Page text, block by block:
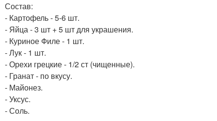
Состав:
- Картофель - 5-6 шт.
- Яйца - 3 шт + 5 шт для украшения.
- Куриное Филе - 1 шт.
- Лук - 1 шт.
- Орехи грецкие - 1/2 ст (чищенные).
- Гранат - по вкусу.
- Майонез.
- Уксус.
- Соль.